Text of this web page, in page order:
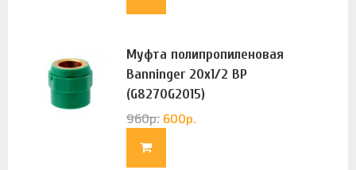
Муфта полипропиленовая
Banninger 20х1/2 ВР
(G8270G2015)
960р. 600р.